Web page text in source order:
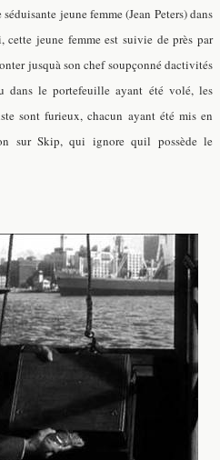
jeune femme (Jean Peters) dans
jeune femme est suivie de près par
jusquà son chef soupçonné dactivités
dans le portefeuille ayant été volé, les
sont furieux, chacun ayant été mis en
sur Skip, qui ignore quil possède le